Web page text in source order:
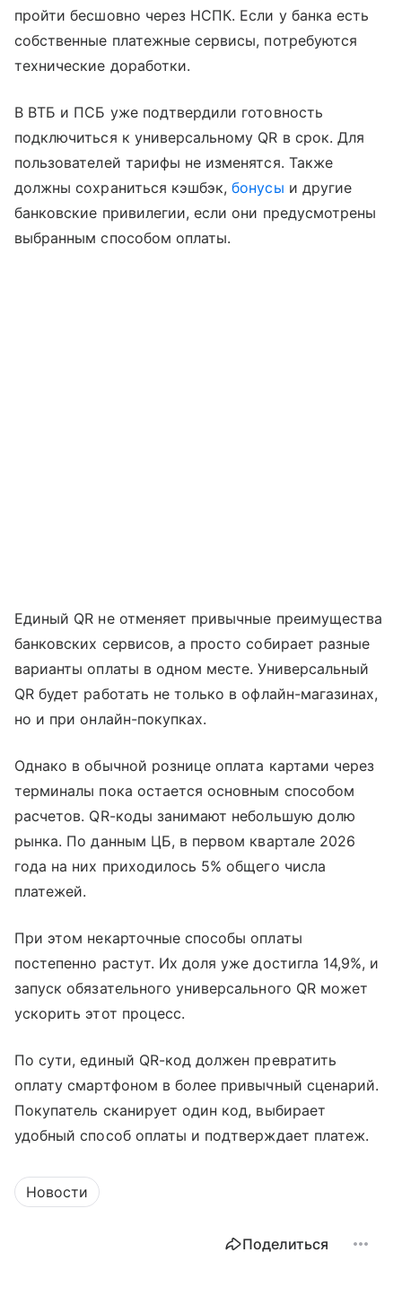
пройти бесшовно через НСПК. Если у банка есть
собственные платежные сервисы, потребуются
технические доработки.
В ВТБ и ПСБ уже подтвердили готовность
подключиться к универсальному QR в срок. Для
пользователей тарифы не изменятся. Также
должны сохраниться кэшбэк,бонусы и другие
банковские привилегии, если они предусмотрены
выбранным способом оплаты.
Единый QR не отменяет привычные преимущества
банковских сервисов, а просто собирает разные
варианты оплаты в одном месте. Универсальный
QR будет работать не только в офлайн-магазинах,
но и при онлайн-покупках.
Однако в обычной рознице оплата картами через
терминалы пока остается основным способом
расчетов. QR-коды занимают небольшую долю
рынка. По данным ЦБ, в первом квартале 2026
года на них приходилось 5% общего числа
платежей.
При этом некарточные способы оплаты
постепенно растут. Их доля уже достигла 14,9%, и
запуск обязательного универсального QR может
ускорить этот процесс.
По сути, единый QR-код должен превратить
оплату смартфоном в более привычный сценарий.
Покупатель сканирует один код, выбирает
удобный способ оплаты и подтверждает платеж.
Новости
Поделиться